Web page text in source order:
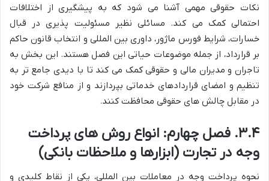
نکات حقوقی مهمی آشنا می شود که به پیشگیری از اختلافات
احتمالی کمک می کند. مسائلی نظیر مسئولیت پذیری در قبال
خسارات، شرایط فورس ماژور، داوری بین المللی و انتخاب قانون حاکم
بر قرارداد، از جمله موضوعات حیاتی این فصل هستند. این بخش به
تاجران و مدیران مالی و حقوقی کمک می کند تا با دیدی جامع تر به
تنظیم و امضای قراردادهای خدماتی بپردازند و از منافع شرکت خود
در مقابل چالش های حقوقی محافظت کنند.
۳.۴. فصل چهارم: انواع روش های پرداخت
وجه در تجارت (ابزارها و ملاحظات بانکی)
نحوه پرداخت وجه در معاملات بین المللی، یکی از نقاط کلیدی و